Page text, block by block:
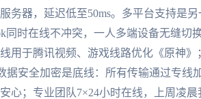
器，延迟低至50ms。多平台支持是另
同时在线不冲突，一人多端设备无缝切
用于腾讯视频、游戏线路优化《原神》
据安全加密是底线：所有传输通过专线
心；专业团队7×24小时在线，上周凌晨